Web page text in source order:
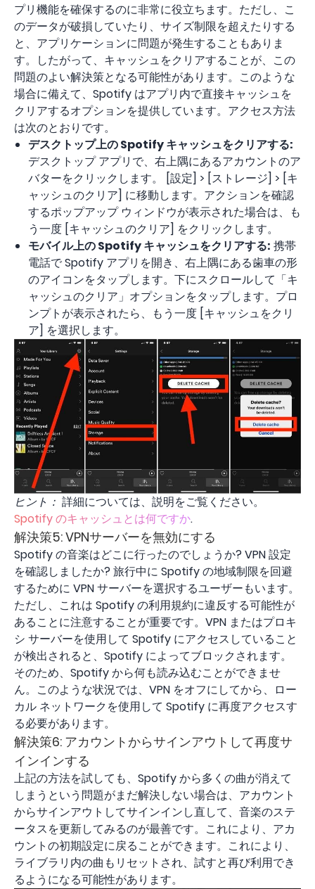
プリ機能を確保するのに非常に役立ちます。ただし、こ
のデータが破損していたり​​、サイズ制限を超えたりする
と、アプリケーションに問題が発生することもありま
す。したがって、キャッシュをクリアすることが、この
問題のよい解決策となる可能性があります。このような
場合に備えて、Spotify はアプリ内で直接キャッシュを
クリアするオプションを提供しています。アクセス方法
は次のとおりです。
デスクトップ上の Spotify キャッシュをクリアする:
デスクトップ アプリで、右上隅にあるアカウントのア
バターをクリックします。 [設定] > [ストレージ] > [キ
ャッシュのクリア] に移動します。アクションを確認
するポップアップ ウィンドウが表示された場合は、も
う一度 [キャッシュのクリア] をクリックします。
モバイル上の Spotify キャッシュをクリアする: 携帯
電話で Spotify アプリを開き、右上隅にある歯車の形
のアイコンをタップします。下にスクロールして「キ
ャッシュのクリア」オプションをタップします。プロ
ンプトが表示されたら、もう一度 [キャッシュをクリ
ア] を選択します。
ヒント： 詳細については、説明をご覧ください。
Spotify のキャッシュとは何ですか.
解決策5: VPNサーバーを無効にする
Spotify の音楽はどこに行ったのでしょうか? VPN 設定
を確認しましたか? 旅行中に Spotify の地域制限を回避
するために VPN サーバーを選択するユーザーもいます。
ただし、これは Spotify の利用規約に違反する可能性が
あることに注意することが重要です。VPN またはプロキ
シ サーバーを使用して Spotify にアクセスしていること
が検出されると、Spotify によってブロックされます。
そのため、Spotify から何も読み込むことができませ
ん。このような状況では、VPN をオフにしてから、ロー
カル ネットワークを使用して Spotify に再度アクセスす
る必要があります。
解決策6: アカウントからサインアウトして再度サ
インインする
上記の方法を試しても、Spotify から多くの曲が消えて
しまうという問題がまだ解決しない場合は、アカウント
からサインアウトしてサインインし直して、音楽のステ
ータスを更新してみるのが最善です。これにより、アカ
ウントの初期設定に戻ることができます。これにより、
ライブラリ内の曲もリセットされ、試すと再び利用でき
るようになる可能性があります。